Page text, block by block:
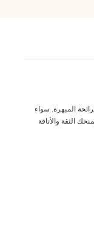
المبهرة. سواء
الثقة والأناقة